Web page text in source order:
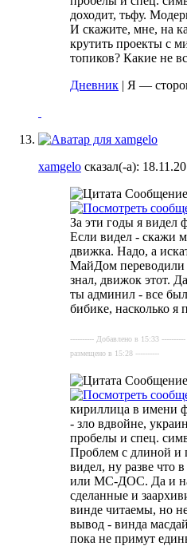
доходит, тьфу.
И скажите, мне, на
крутить проекты с
топиков? Какие не
Дневник | Я —
xamgelo сказал(-а):
За эти годы я видел
Если видел - скажи
движка. Надо, а
МайДом переводили
знал, движок этот.
ты админил - все
бибике, насколько я
---------- Добавлено в 15:33
размещено в 15:28 ----------
кириллица в имени
- зло вдвойне,
пробелы и спец.
Проблем с длиной и
видел, ну разве что
или МС-ДОС. Да и
сделанные и
винде читаемы, но
вывод - винда
пока не примут